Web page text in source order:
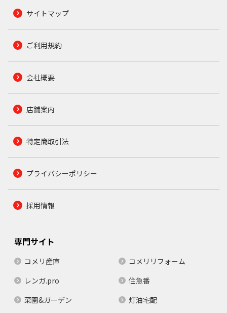
サイトマップ
ご利用規約
会社概要
店舗案内
特定商取引法
プライバシーポリシー
採用情報
専門サイト
コメリ産直
コメリリフォーム
レンガ.pro
住急番
菜園&ガーデン
灯油宅配